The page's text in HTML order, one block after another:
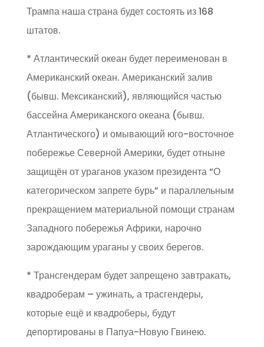
Трампа наша страна будет состоять из 168
штатов.
* Атлантический океан будет переименован в
Американский океан. Американский залив
(бывш. Мексиканский), являющийся частью
бассейна Американского океана (бывш.
Атлантического) и омывающий юго-восточное
побережье Северной Америки, будет отныне
защищён от ураганов указом президента “О
категорическом запрете бурь” и параллельным
прекращением материальной помощи странам
Западного побережья Африки, нарочно
зарождающим ураганы у своих берегов.
* Трансгендерам будет запрещено завтракать,
квадроберам – ужинать, а трасгендеры,
которые ещё и квадроберы, будут
депортированы в Папуа-Новую Гвинею.